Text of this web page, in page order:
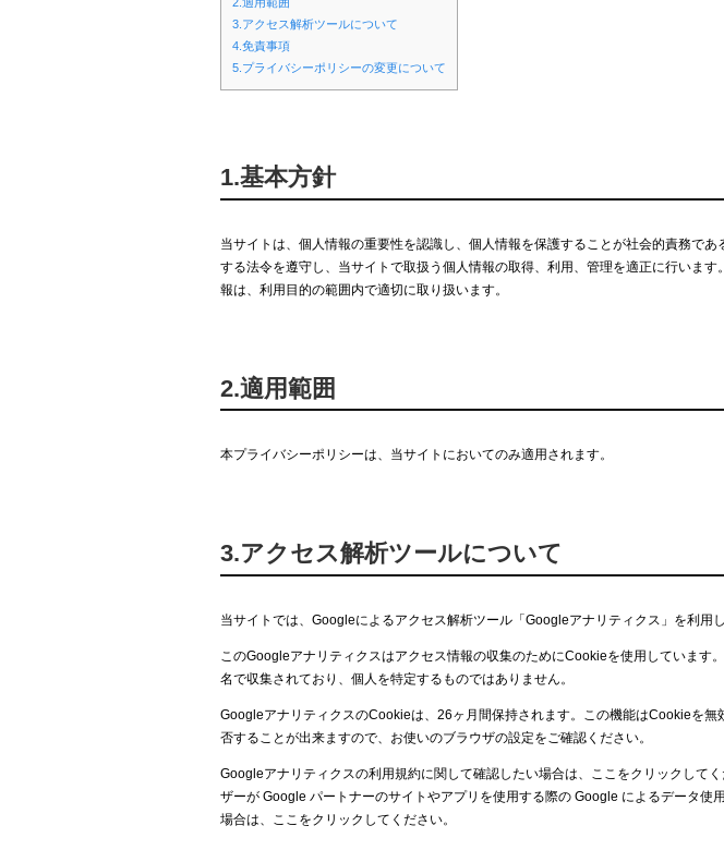
3.アクセス解析ツールについて
4.免責事項
5.プライバシーポリシーの変更について
1.基本方針
当サイトは、個人情報の重要性を認識し、個人情報を保護することが社会的責務であ
する法令を遵守し、当サイトで取扱う個人情報の取得、利用、管理を適正に行います
報は、利用目的の範囲内で適切に取り扱います。
2.適用範囲
本プライバシーポリシーは、当サイトにおいてのみ適用されます。
3.アクセス解析ツールについて
当サイトでは、Googleによるアクセス解析ツール「Googleアナリティクス」を利用し
このGoogleアナリティクスはアクセス情報の収集のためにCookieを使用しています
名で収集されており、個人を特定するものではありません。
GoogleアナリティクスのCookieは、26ヶ月間保持されます。この機能はCookieを無
否することが出来ますので、お使いのブラウザの設定をご確認ください。
Googleアナリティクスの利用規約に関して確認したい場合は、ここをクリックして
ザーが Google パートナーのサイトやアプリを使用する際の Google によるデータ使
場合は、ここをクリックしてください。